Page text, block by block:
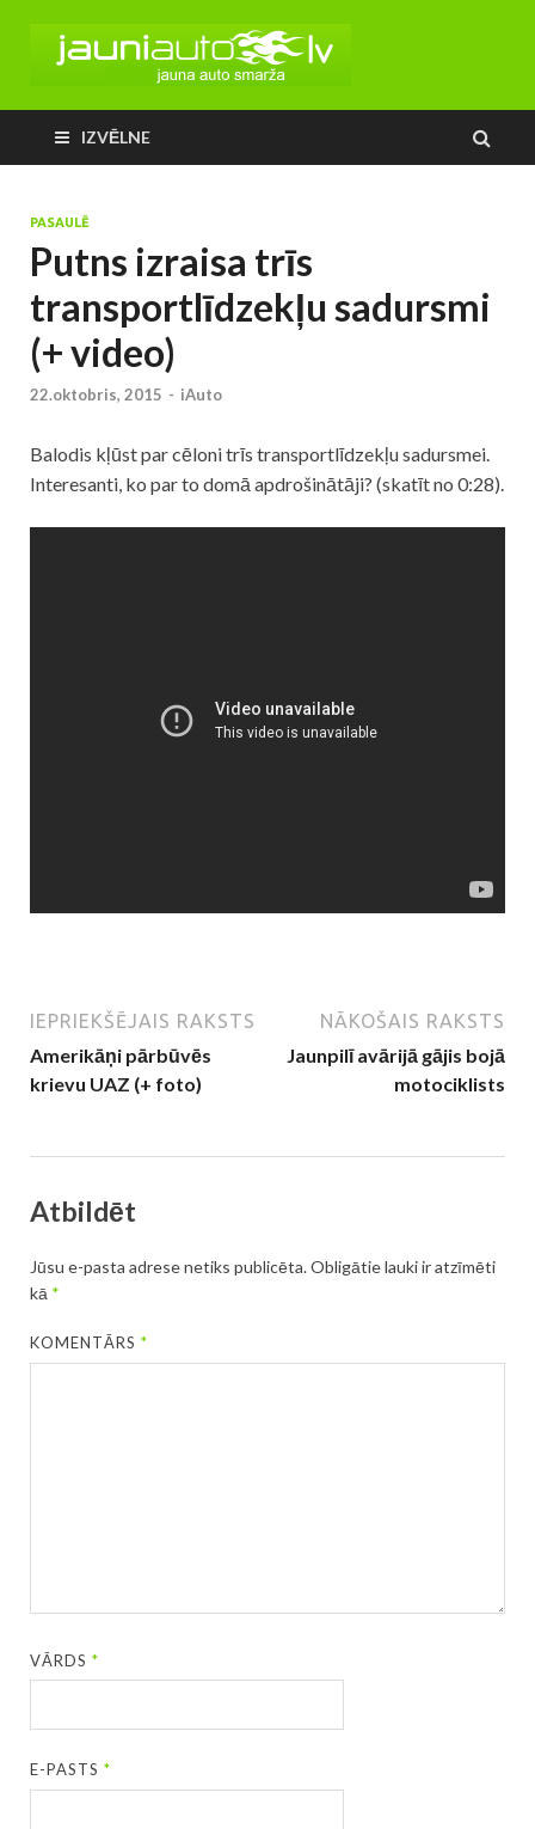
IZVĒLNE
PASAULĒ
Putns izraisa trīs
transportlīdzekļu sadursmi
(+ video)
22.oktobris, 2015 - iAuto
Balodis kļūst par cēloni trīs transportlīdzekļu sadursmei.
Interesanti, ko par to domā apdrošinātāji? (skatīt no 0:28).
IEPRIEKŠĒJAIS RAKSTS
Amerikāņi pārbūvēs
krievu UAZ (+ foto)
NĀKOŠAIS RAKSTS
Jaunpilī avārijā gājis bojā
motociklists
Atbildēt
Jūsu e-pasta adrese netiks publicēta.Obligātie lauki ir atzīmēti
kā *
KOMENTĀRS*
VĀRDS*
E-PASTS*